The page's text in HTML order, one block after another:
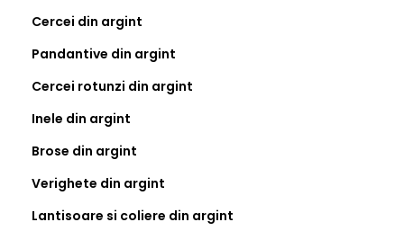
Cercei din argint
Pandantive din argint
Cercei rotunzi din argint
Inele din argint
Brose din argint
Verighete din argint
Lantisoare si coliere din argint